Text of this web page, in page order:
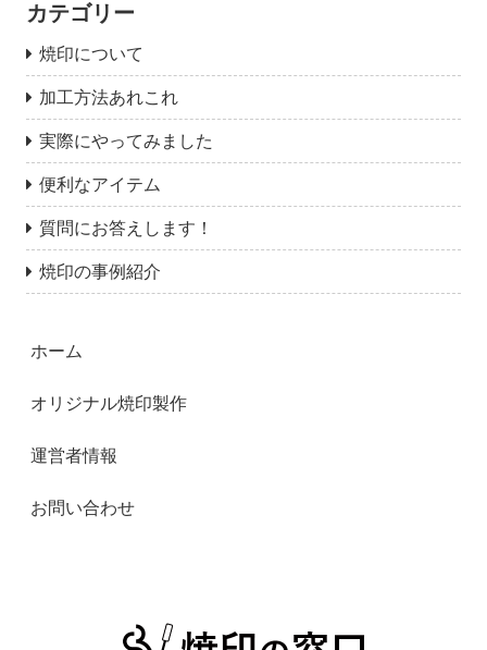
カテゴリー
焼印について
加工方法あれこれ
実際にやってみました
便利なアイテム
質問にお答えします！
焼印の事例紹介
ホーム
オリジナル焼印製作
運営者情報
お問い合わせ